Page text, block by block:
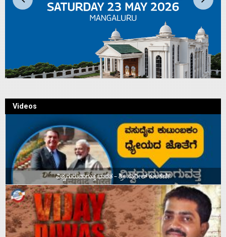
Videos
ವಿಶ್ವಗುರುವಾಗುತ್ತ ಭಾರತ – ಶ್ರೀ ಸುನೀಲ್‌ ಕುಲಕರ್ಣಿ